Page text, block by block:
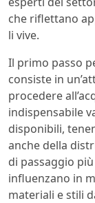
che riflettano
li vive.
Il primo passo
consiste in
procedere
indispensabile
disponibili,
anche della
di passaggio
influenzano in
materiali e stili